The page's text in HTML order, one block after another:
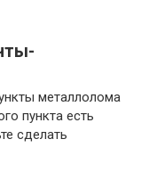
металлолома
пункта есть
сделать